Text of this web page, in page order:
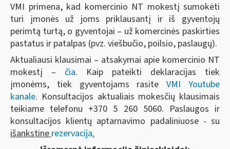
VMI primena, kad komercinio NT mokestį sumokėti
turi įmonės už joms priklausantį ir iš gyventojų
perimtą turtą, o gyventojai – už komercinės paskirties
pastatus ir patalpas (pvz. viešbučio, poilsio, paslaugų).
Aktualiausi klausimai – atsakymai apie komercinio NT
mokestį – čia. Kaip pateikti deklaracijas tiek
įmonėms, tiek gyventojams rasiteVMI Youtube
kanale. Konsultacijos aktualiais mokesčių klausimais
teikiame telefonu +370 5 260 5060. Paslaugos ir
konsultacijos klientų aptarnavimo padaliniuose - su
išankstinerezervacija.